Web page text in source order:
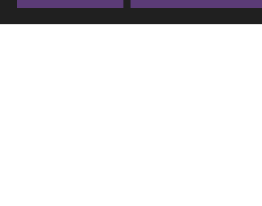
ILMAISET TOIMITUSKULUT YLI